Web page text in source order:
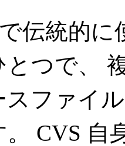
伝統的
とつで、
スファイ
CVS 自